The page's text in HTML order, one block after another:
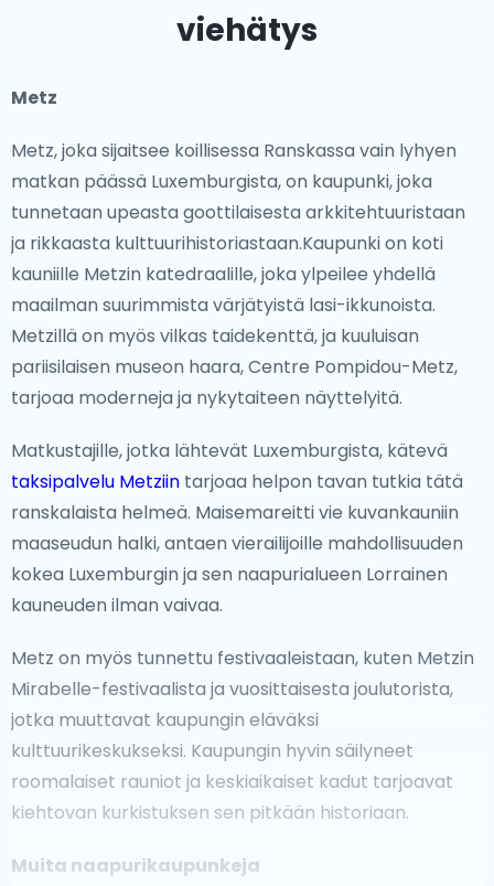
unionin perustamisessa ja jatkaa olemista globaalina
keskuksena rahoitukselle ja diplomatialle.
Ikoniset Nähtävyydet
Luxemburg tarjoaa monipuolisen valikoiman upeita
nähtävyyksiä, jotka yhdistävät luonnonkauneuden
historialliseen merkitykseen. Luxemburgin kaupungin
keskiaikaiset linnoitukset ja sillat tarjoavat
henkeäsalpaavia näkymiä Alzette-joen laaksoon.
Korkealla kukkulalla sijaitseva Viandenin linna on yksi
tunnetuimmista maamerkeistä, tarjoten
panoraamanäkymät ympäröivään maaseutuun.
Rauhallinen Mosellen alue, viehättävine kylineen ja
luonnonystäville.
Pois Pääväyliltä
Jos haluat paeta kaupunkia, Luxemburgin Ardennit
tarjoavat rauhaa ja ulkoilmaelämyksiä.Sen vehreät
ihanteellinen vaellukseen, pyöräilyyn ja tutkimiseen.
Niille, jotka ovat kiinnostuneita ainutlaatuisista
kokemuksista, Echternachin kaupunki, joka tunnetaan
luostaristaan ja kulttuurifestivaaleistaan, tarjoaa
vilauksen maan rikkaista perinteistä. Müllerthalin alue,
jota kutsutaan myös Luxemburgin "Pieneksi Sveitsiksi",
kalliomuodostumineen ja maisemareitteineen.
viehätys
Metz
Metz, joka sijaitsee koillisessa Ranskassa vain lyhyen
matkan päässä Luxemburgista, on kaupunki, joka
tunnetaan upeasta goottilaisesta arkkitehtuuristaan
ja rikkaasta kulttuurihistoriastaan.Kaupunki on koti
kauniille Metzin katedraalille, joka ylpeilee yhdellä
maailman suurimmista värjätyistä lasi-ikkunoista.
Metzillä on myös vilkas taidekenttä, ja kuuluisan
pariisilaisen museon haara, Centre Pompidou-Metz,
tarjoaa moderneja ja nykytaiteen näyttelyitä.
Matkustajille, jotka lähtevät Luxemburgista, kätevä
taksipalvelu Metziin tarjoaa helpon tavan tutkia tätä
ranskalaista helmeä. Maisemareitti vie kuvankauniin
maaseudun halki, antaen vierailijoille mahdollisuuden
kokea Luxemburgin ja sen naapurialueen Lorrainen
kauneuden ilman vaivaa.
Metz on myös tunnettu festivaaleistaan, kuten Metzin
Mirabelle-festivaalista ja vuosittaisesta joulutorista,
jotka muuttavat kaupungin eläväksi
kulttuurikeskukseksi. Kaupungin hyvin säilyneet
roomalaiset rauniot ja keskiaikaiset kadut tarjoavat
kiehtovan kurkistuksen sen pitkään historiaan.
Muita naapurikaupunkeja